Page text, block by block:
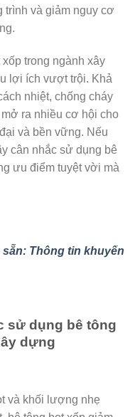
trình và giảm nguy cơ
trong ngành xây
lợi ích vượt trội. Khả
nhiệt, chống cháy
ra nhiều cơ hội cho
và bền vững. Nếu
cân nhắc sử dụng bê
ưu điểm tuyệt vời mà
Thông tin khuyến
sử dụng bê tông
dựng
và khối lượng nhẹ